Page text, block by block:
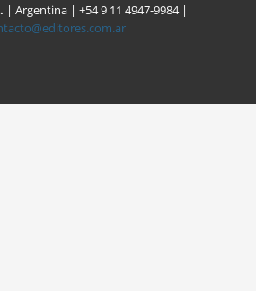
| Argentina | +54 9 11 4947-9984 |